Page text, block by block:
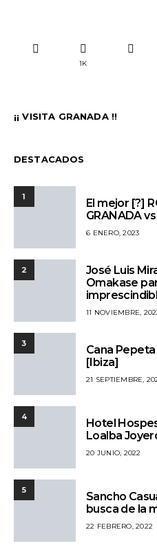
1K
¡¡ VISITA GRANADA !!
DESTACADOS
1
El mejor [?]
GRANADA
6 ENERO, 2023
2
José Luis
Omakase
11 NOVIEMBRE,
3
Cana
[Ibiza]
21 SEPTIEMBRE,
4
Hotel
Loalba
20 JUNIO, 2022
5
Sancho
busca de la
22 FEBRERO, 2022